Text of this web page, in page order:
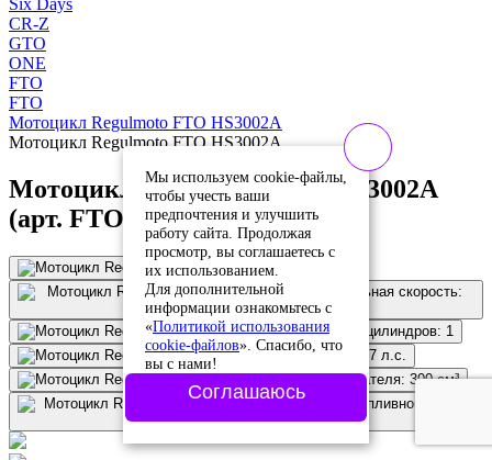
Six Days
CR-Z
GTO
ONE
FTO
FTO
Мотоцикл Regulmoto FTO HS3002A
Мотоцикл Regulmoto FTO HS3002A
Мотоцикл Regulmoto FTO HS3002A
(арт. FTO300)
Мы используем cookie-файлы,
чтобы учесть ваши
предпочтения и улучшить
работу сайта. Продолжая
просмотр, вы соглашаетесь с
их использованием.
Для дополнительной
информации ознакомьтесь с
«Политикой использования
cookie-файлов». Спасибо, что
вы с нами!
Соглашаюсь